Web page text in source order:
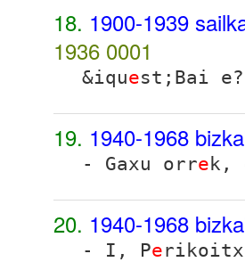
18. 1900-1939
1936 0001
&iquest;Bai
19. 1940-1968
- Gaxu orrek,
20. 1940-1968
- I, Pe